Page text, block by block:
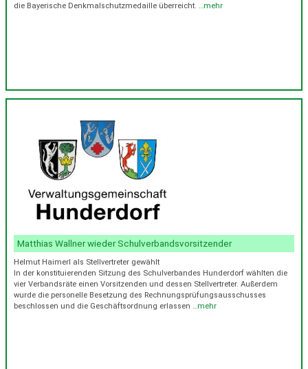
die Bayerische Denkmalschutzmedaille überreicht. …mehr
Matthias Wallner wieder Schulverbandsvorsitzender
Helmut Haimerl als Stellvertreter gewählt
In der konstituierenden Sitzung des Schulverbandes Hunderdorf wählten die
vier Verbandsräte einen Vorsitzenden und dessen Stellvertreter. Außerdem
wurde die personelle Besetzung des Rechnungsprüfungsausschusses
beschlossen und die Geschäftsordnung erlassen …mehr